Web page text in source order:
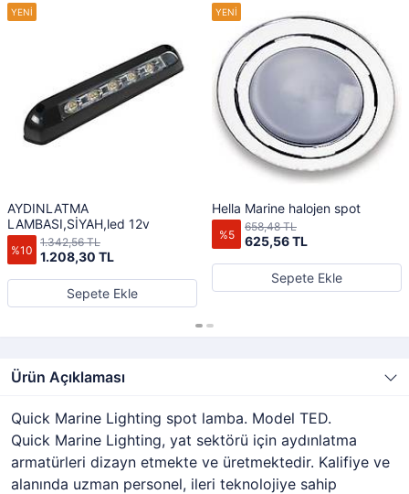
AYDINLATMA
LAMBASI,SİYAH,led 12v
%10 1.208,30 TL
1.342,56 TL
Sepete Ekle
Hella Marine halojen spot
%5 625,56 TL
658,48 TL
Sepete Ekle
Ürün Açıklaması
Quick Marine Lighting spot lamba. Model TED.
Quick Marine Lighting, yat sektörü için aydınlatma
armatürleri dizayn etmekte ve üretmektedir. Kalifiye ve
alanında uzman personel, ileri teknolojiye sahip